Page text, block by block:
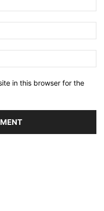
in this browser for the